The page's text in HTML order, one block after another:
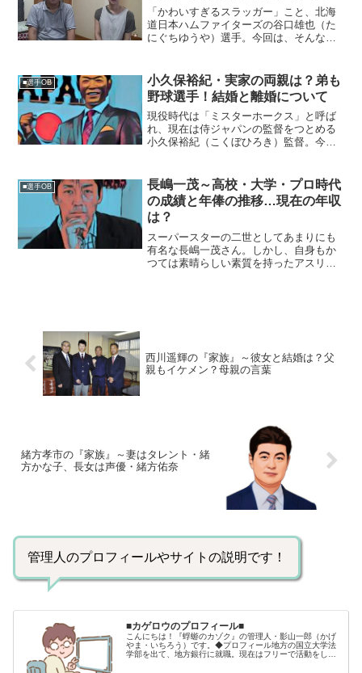
「かわいすぎるスラッガー」こと、北海
道日本ハムファイターズの谷口雄也（た
にぐちゆうや）選手。今回は、そんな谷
は三重県四日市谷口雄也選手の実家は、
三重県四日市。小学１年生...
■選手OB
小久保裕紀・実家の両親は？弟も
野球選手！結婚と離婚について
現役時代は「ミスターホークス」と呼ば
れ、現在は侍ジャパンの監督をつとめる
小久保裕紀（こくぼひろき）監督。今回
督の実家は、和歌山県和歌山市。小久保
監督は、高校までを和歌...
■選手OB
長嶋一茂～高校・大学・プロ時代
の成績と年俸の推移…現在の年収
は？
スーパースターの二世としてあまりにも
有名な長嶋一茂さん。しかし、自身もか
つては素晴らしい素質を持ったアスリー
西川遥輝の『家族』～彼女と結婚は？父
親もイケメン？母親の言葉
緒方孝市の『家族』～妻はタレント・緒
方かな子、長女は声優・緒方佑奈
管理人のプロフィールやサイトの説明です！
■カゲロウのプロフィール■
こんにちは！『蜉蝣のカゾク』の管理人・影山一郎（かげ
やま・いちろう）です。◆プロフィール地方の国立大学法
学部を出て、地方銀行に就職。現在はフリーで活動をして